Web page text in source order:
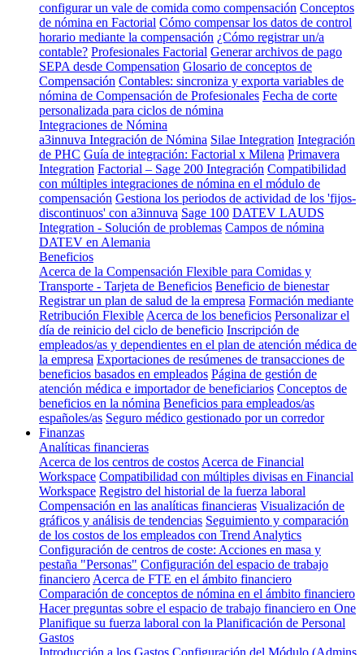
configurar un vale de comida como compensación Conceptos
de nómina en Factorial Cómo compensar los datos de control
horario mediante la compensación ¿Cómo registrar un/a
contable? Profesionales Factorial Generar archivos de pago
SEPA desde Compensation Glosario de conceptos de
Compensación Contables: sincroniza y exporta variables de
nómina de Compensación de Profesionales Fecha de corte
personalizada para ciclos de nómina
Integraciones de Nómina
a3innuva Integración de Nómina Silae Integration Integración
de PHC Guía de integración: Factorial x Milena Primavera
Integration Factorial – Sage 200 Integración Compatibilidad
con múltiples integraciones de nómina en el módulo de
compensación Gestiona los periodos de actividad de los 'fijos-
discontinuos' con a3innuva Sage 100 DATEV LAUDS
Integration - Solución de problemas Campos de nómina
DATEV en Alemania
Beneficios
Acerca de la Compensación Flexible para Comidas y
Transporte - Tarjeta de Beneficios Beneficio de bienestar
Registrar un plan de salud de la empresa Formación mediante
Retribución Flexible Acerca de los beneficios Personalizar el
día de reinicio del ciclo de beneficio Inscripción de
empleados/as y dependientes en el plan de atención médica de
la empresa Exportaciones de resúmenes de transacciones de
beneficios basados en empleados Página de gestión de
atención médica e importador de beneficiarios Conceptos de
beneficios en la nómina Beneficios para empleados/as
españoles/as Seguro médico gestionado por un corredor
Finanzas
Analíticas financieras
Acerca de los centros de costos Acerca de Financial
Workspace Compatibilidad con múltiples divisas en Financial
Workspace Registro del historial de la fuerza laboral
Compensación en las analíticas financieras Visualización de
gráficos y análisis de tendencias Seguimiento y comparación
de los costos de los empleados con Trend Analytics
Configuración de centros de coste: Acciones en masa y
pestaña "Personas" Configuración del espacio de trabajo
financiero Acerca de FTE en el ámbito financiero
Comparación de conceptos de nómina en el ámbito financiero
Hacer preguntas sobre el espacio de trabajo financiero en One
Planifique su fuerza laboral con la Planificación de Personal
Gastos
Introducción a los Gastos Configuración del Módulo (Admins